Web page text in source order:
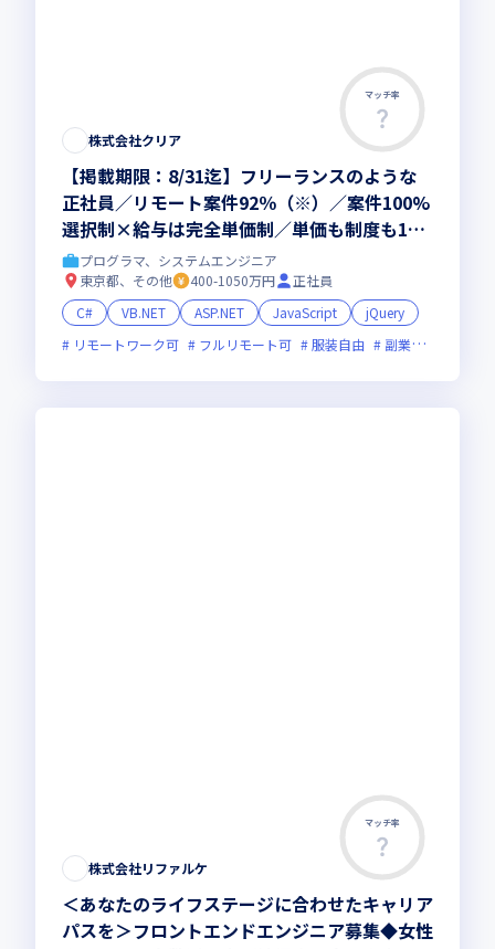
マッチ率
株式会社クリア
【掲載期限：8/31迄】フリーランスのような
正社員／リモート案件92％（※）／案件100%
選択制×給与は完全単価制／単価も制度も10
0％開示／平均残業9.3h（※）／定着率98.7％
（※）／2023年度の売上成長率は160%（※い
ずれも、2025年12月時点）
プログラマ、システムエンジニア
東京都、その他
400-1050万円
正社員
C#
VB.NET ASP.NET JavaScript
jQuery
リモートワーク可
フルリモート可 服装自由 副業可
マッチ率
株式会社リファルケ
＜あなたのライフステージに合わせたキャリア
パスを＞フロントエンドエンジニア募集◆女性